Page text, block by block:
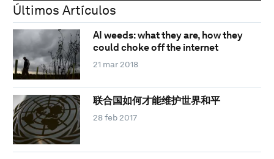
Últimos Artículos
AI weeds: what they are, how they
could choke off the internet
21 mar 2018
联合国如何才能维护世界和平
28 feb 2017